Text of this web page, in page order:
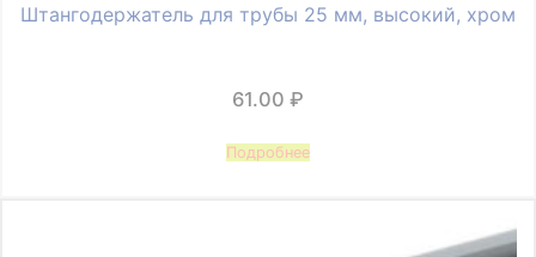
Штангодержатель для трубы 25 мм, высокий, хром
61.00 ₽
Подробнее